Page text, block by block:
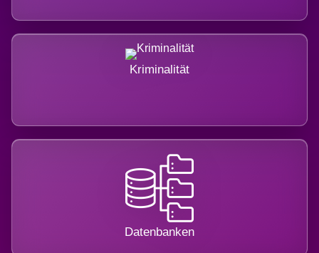
Kriminalität
Datenbanken